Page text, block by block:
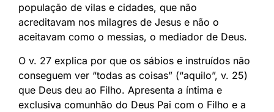
população de vilas e cidades, que não
acreditavam nos milagres de Jesus e não o
aceitavam como o messias, o mediador de Deus.
O v. 27 explica por que os sábios e instruídos não
conseguem ver “todas as coisas” (“aquilo”, v. 25)
que Deus deu ao Filho. Apresenta a íntima e
exclusiva comunhão do Deus Pai com o Filho e a